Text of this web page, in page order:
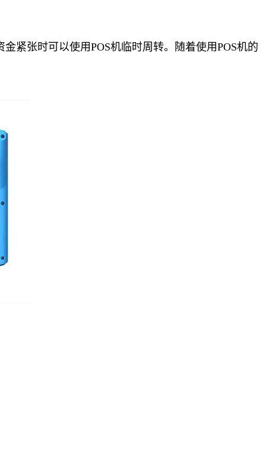
紧张时可以使用POS机临时周转。随着使用POS机的